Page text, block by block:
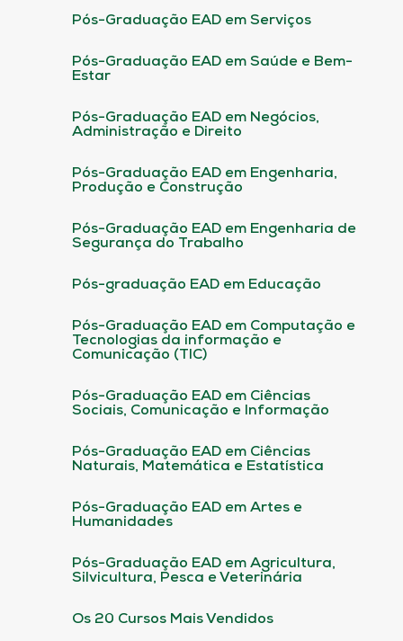
Pós-Graduação EAD em Serviços
Pós-Graduação EAD em Saúde e Bem-
Estar
Pós-Graduação EAD em Negócios,
Administração e Direito
Pós-Graduação EAD em Engenharia,
Produção e Construção
Pós-Graduação EAD em Engenharia de
Segurança do Trabalho
Pós-graduação EAD em Educação
Pós-Graduação EAD em Computação e
Tecnologias da informação e
Comunicação (TIC)
Pós-Graduação EAD em Ciências
Sociais, Comunicação e Informação
Pós-Graduação EAD em Ciências
Naturais, Matemática e Estatística
Pós-Graduação EAD em Artes e
Humanidades
Pós-Graduação EAD em Agricultura,
Silvicultura, Pesca e Veterinária
Os 20 Cursos Mais Vendidos